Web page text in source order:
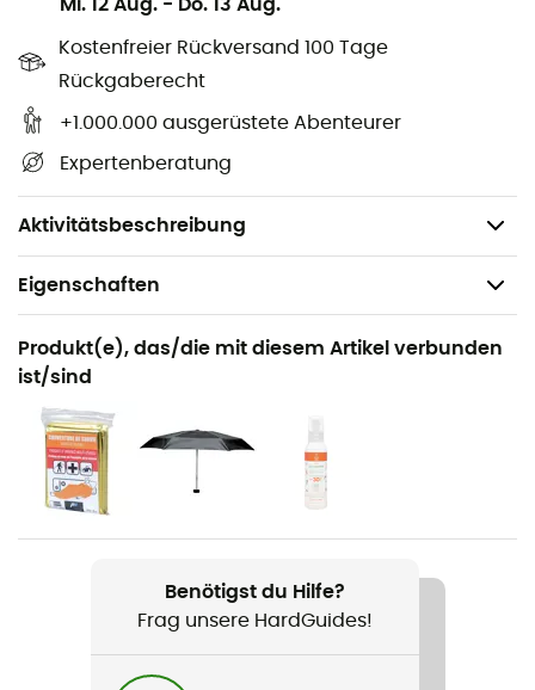
Mi. 12 Aug. - Do. 13 Aug.
Kostenfreier Rückversand 100 Tage
Rückgaberecht
+1.000.000 ausgerüstete Abenteurer
Expertenberatung
Aktivitätsbeschreibung
auch die Berechnung der verbleibenden
Reisedauer,
Auswahl zwischen 8 Maßstäben von 1:15 000 bis
1:750 000.
Eigenschaften
Geeignet für
Wandern / Trekking / Reise
Gewicht
Produkt
Map Measurer Path
Produkt(e), das/die mit diesem Artikel verbunden
ist/sind
Benötigst du Hilfe?
Frag unsere HardGuides!